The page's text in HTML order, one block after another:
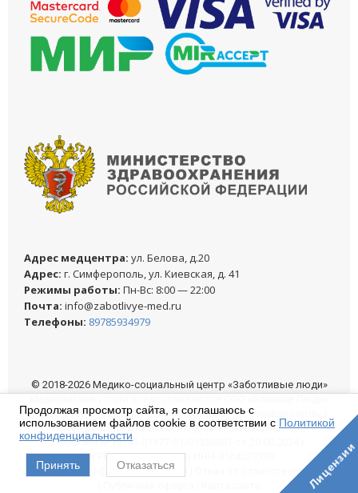
Адреc медцентра: ул. Белова, д.20
Адреc: г. Симферополь, ул. Киевская, д. 41
Режимы работы: Пн-Вс: 8:00 — 22:00
Почта: info@zabotlivye-med.ru
Телефоны: 89785934979
© 2018-2026 Медико-социальный центр «Заботливые люди»
Адрес: 295017, Россия, Республика Крым, г.о. Симферополь, г.
Симферополь, ул. Киевская, дом 41, помещение 623
Лицензия № ЛО41-01177-91/01356851 от 20.08.2024 г.
ОГРН-1199112018368 | ИНН-9104029730
Политика конфиденциальности
Отказ от ответственностиЛицензии
Продолжая просмотр сайта, я соглашаюсь с
использованием файлов cookie в соответствии с Политикой
конфиденциальности
Принять Отказаться